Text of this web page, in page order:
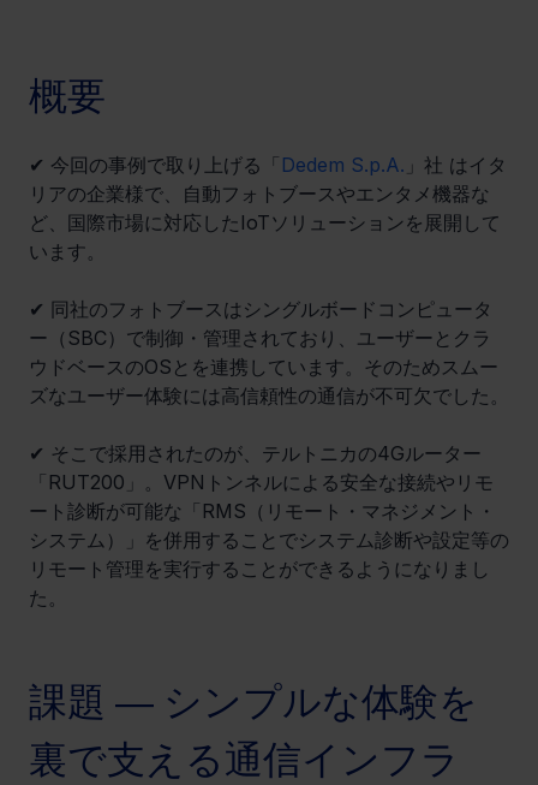
概要
✔ 今回の事例で取り上げる「 Dedem S.p.A. 」社 はイタ
リアの企業様で、自動フォトブースやエンタメ機器な
ど、国際市場に対応したIoTソリューションを展開して
います。
✔ 同社のフォトブースはシングルボードコンピュータ
ー（SBC）で制御・管理されており、ユーザーとクラ
ウドベースのOSとを連携しています。そのためスムー
ズなユーザー体験には高信頼性の通信が不可欠でした。
✔ そこで採用されたのが、テルトニカの4Gルーター
「RUT200」。VPNトンネルによる安全な接続やリモ
ート診断が可能な「RMS（リモート・マネジメント・
システム）」を併用することでシステム診断や設定等の
リモート管理を実行することができるようになりまし
た。
課題 ― シンプルな体験を
裏で支える通信インフラ